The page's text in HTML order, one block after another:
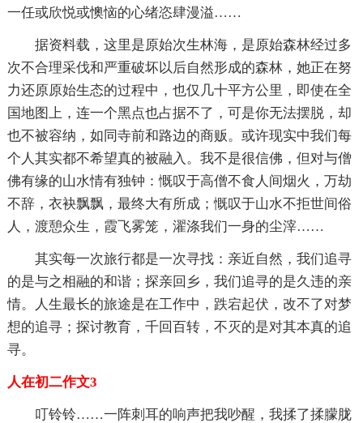
一任或欣悦或懊恼的心绪恣肆漫溢……
据资料载，这里是原始次生林海，是原始森林经过多
次不合理采伐和严重破坏以后自然形成的森林，她正在努
力还原原始生态的过程中，也仅几十平方公里，即使在全
国地图上，连一个黑点也占据不了，可是你无法摆脱，却
也不被容纳，如同寺前和路边的商贩。或许现实中我们每
个人其实都不希望真的被融入。我不是很信佛，但对与僧
佛有缘的山水情有独钟：慨叹于高僧不食人间烟火，万劫
不辞，衣袂飘飘，最终大有所成；慨叹于山水不拒世间俗
人，渡憩众生，霞飞雾笼，濯涤我们一身的尘滓……
其实每一次旅行都是一次寻找：亲近自然，我们追寻
的是与之相融的和谐；探亲回乡，我们追寻的是久违的亲
情。人生最长的旅途是在工作中，跌宕起伏，改不了对梦
想的追寻；探讨教育，千回百转，不灭的是对其本真的追
寻。
人在初二作文3
叮铃铃……一阵刺耳的响声把我吵醒，我揉了揉朦胧